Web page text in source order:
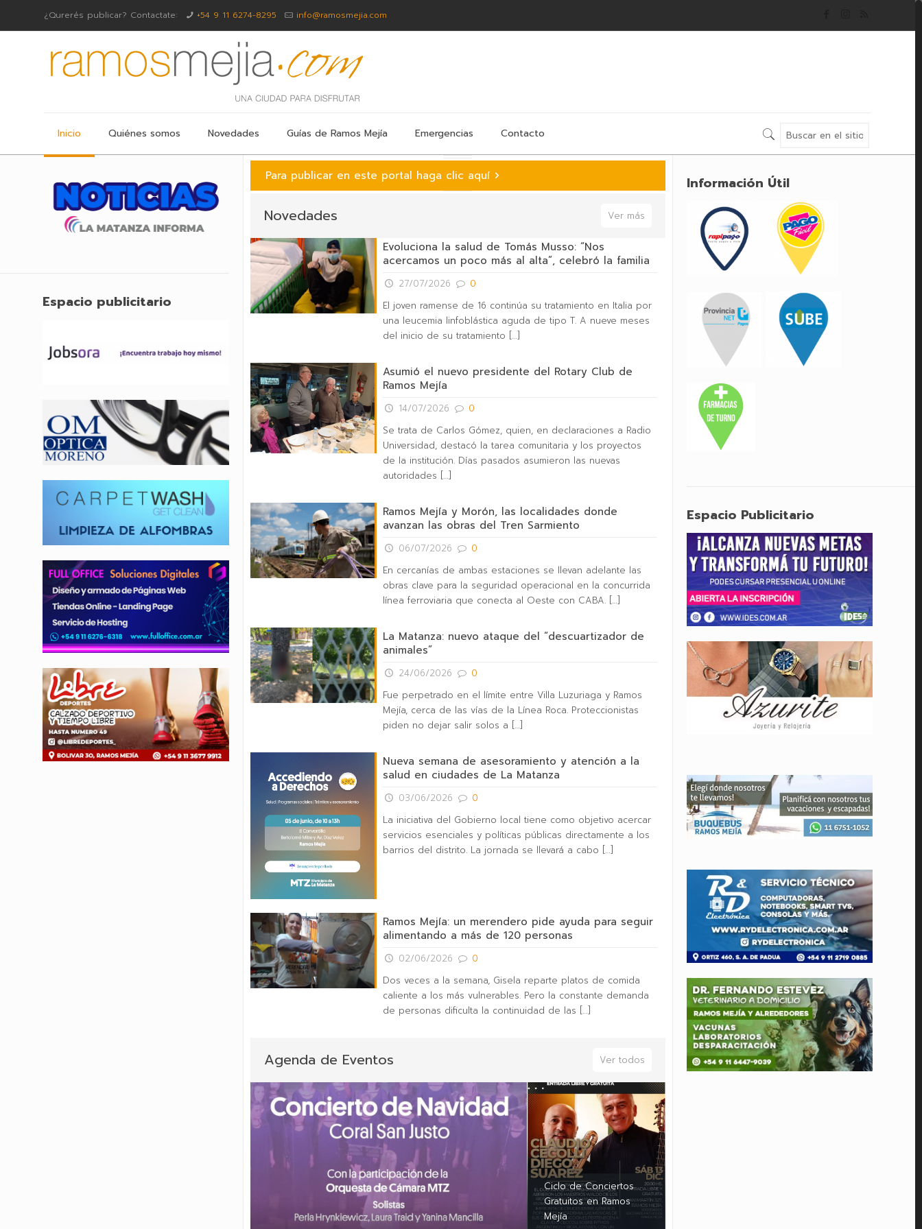
¿Qurerés publicar? Contactate: +54 9 11 6274-8295 info@ramosmejia.com
Inicio Quiénes somos Novedades Guías de Ramos Mejía Emergencias Contacto
Para publicar en este portal haga clic aquí
Novedades Ver más
Evoluciona la salud de Tomás Musso: “Nos
acercamos un poco más al alta”, celebró la familia
27/07/2026
0
El joven ramense de 16 continúa su tratamiento en Italia por
una leucemia linfoblástica aguda de tipo T. A nueve meses
del inicio de su tratamiento […]
Asumió el nuevo presidente del Rotary Club de
Ramos Mejía
14/07/2026
0
Se trata de Carlos Gómez, quien, en declaraciones a Radio
Universidad, destacó la tarea comunitaria y los proyectos
de la institución. Días pasados asumieron las nuevas
autoridades […]
Ramos Mejía y Morón, las localidades donde
avanzan las obras del Tren Sarmiento
06/07/2026
0
En cercanías de ambas estaciones se llevan adelante las
obras clave para la seguridad operacional en la concurrida
línea ferroviaria que conecta al Oeste con CABA. […]
La Matanza: nuevo ataque del “descuartizador de
animales”
24/06/2026
0
Fue perpetrado en el límite entre Villa Luzuriaga y Ramos
Mejía, cerca de las vías de la Línea Roca. Proteccionistas
piden no dejar salir solos a […]
Nueva semana de asesoramiento y atención a la
salud en ciudades de La Matanza
03/06/2026
0
La iniciativa del Gobierno local tiene como objetivo acercar
servicios esenciales y políticas públicas directamente a los
barrios del distrito. La jornada se llevará a cabo […]
Ramos Mejía: un merendero pide ayuda para seguir
alimentando a más de 120 personas
02/06/2026
0
Dos veces a la semana, Gisela reparte platos de comida
caliente a los más vulnerables. Pero la constante demanda
de personas dificulta la continuidad de las […]
Agenda de Eventos Ver todos
Ciclo de Conciertos
Gratuitos en Ramos
Mejía
Espacio publicitario
Información Útil
Espacio Publicitario